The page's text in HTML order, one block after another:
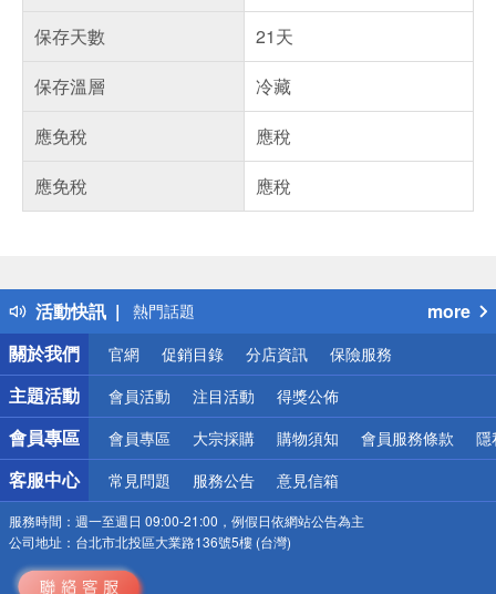
保存天數
21天
保存溫層
冷藏
應免稅
應稅
應免稅
應稅
活動快訊
得獎公告
熱門話題
銀行優惠
偏遠地區配送
詐騙網頁！請小心！
more
關於我們
官網 促銷目錄 分店資訊 保險服務
主題活動 會員活動 注目活動 得獎公佈
會員專區 會員專區 大宗採購 購物須知 會員服務條款 隱
客服中心 常見問題 服務公告 意見信箱
服務時間： 週一至週日 09:00-21:00，例假日依網站公告為主
公司地址： 台北市北投區大業路136號5樓 (台灣)